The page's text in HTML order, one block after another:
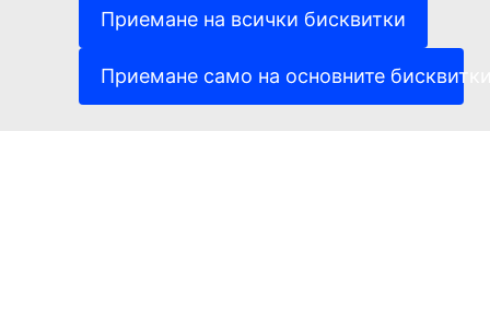
Приемане на всички бисквитки
Приемане само на основните
Бисквитки(Външна връзка)
Политика за поверителност
Правна информация
Достъпност